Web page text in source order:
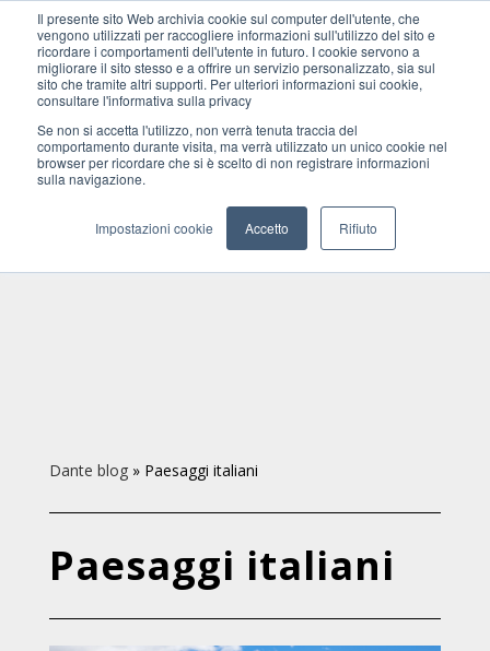
Il presente sito Web archivia cookie sul computer dell'utente, che
vengono utilizzati per raccogliere informazioni sull'utilizzo del sito e
ricordare i comportamenti dell'utente in futuro. I cookie servono a
migliorare il sito stesso e a offrire un servizio personalizzato, sia sul
sito che tramite altri supporti. Per ulteriori informazioni sui cookie,
consultare l'informativa sulla privacy
Se non si accetta l'utilizzo, non verrà tenuta traccia del
comportamento durante visita, ma verrà utilizzato un unico cookie nel
browser per ricordare che si è scelto di non registrare informazioni
sulla navigazione.
Impostazioni cookie Accetto Rifiuto
Dante blog» Paesaggi italiani
Paesaggi italiani